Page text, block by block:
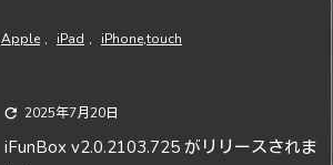
Apple , iPad , iPhone,touch
 2025年7月20日
iFunBox v2.0.2103.725 がリリースされま